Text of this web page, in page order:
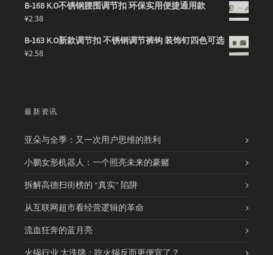
B-168 K.O不锈钢腰围调节扣 环保实用便捷通用款
¥2.38
B-163 K.O新款调节扣 不锈钢调节裤钩 装饰钉四色可选
¥2.58
最新资讯
亚朵与全季：又一次用户思维的胜利
小鹏女形机器人：一个照亮未来的豪赌
拆解高德扫街榜的 “真实” 陷阱
从互联网超市看经营逻辑的革命
流血狂奔的蓝月亮